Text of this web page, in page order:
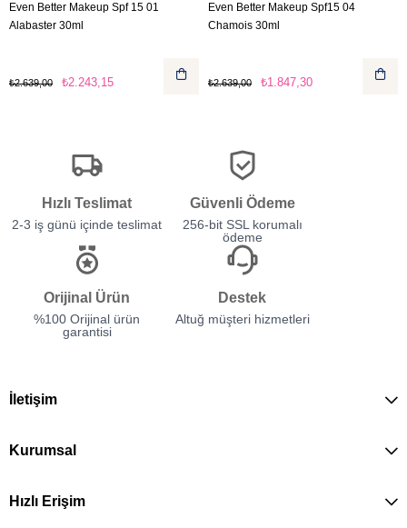
Even Better Makeup Spf 15 01
Alabaster 30ml
₺2.243,15
₺2.639,00
Even Better Makeup Spf15 04
Chamois 30ml
₺1.847,30
₺2.639,00
Hızlı Teslimat
2-3 iş günü içinde teslimat
Güvenli Ödeme
256-bit SSL korumalı
ödeme
Orijinal Ürün
%100 Orijinal ürün
garantisi
Destek
Altuğ müşteri hizmetleri
İletişim
Kurumsal
Hızlı Erişim